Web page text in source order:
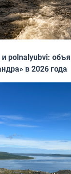
и polnalyubvi:
в 2026 года